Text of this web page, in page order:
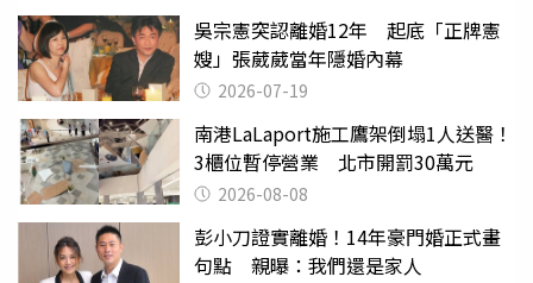
吳宗憲突認離婚12年 起底「正牌憲
嫂」張葳葳當年隱婚內幕
2026-07-19
南港LaLaport施工鷹架倒塌1人送醫！
3櫃位暫停營業 北市開罰30萬元
2026-08-08
彭小刀證實離婚！14年豪門婚正式畫
句點 親曝：我們還是家人